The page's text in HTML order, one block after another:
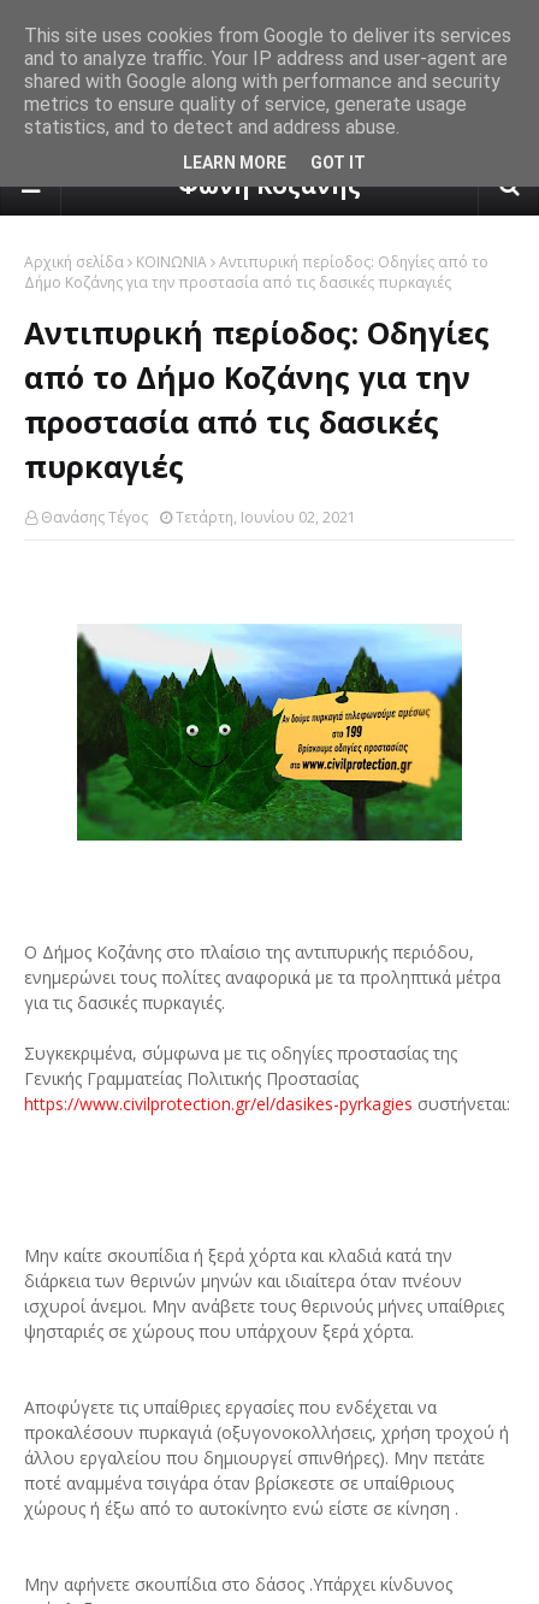
πρόγνωση καιρού από το
Φωνή Κοζάνης
Αρχική σελίδα ΚΟΙΝΩΝΙΑ Αντιπυρική περίοδος: Οδηγίες από το
Δήμο Κοζάνης για την προστασία από τις δασικές πυρκαγιές
Αντιπυρική περίοδος: Οδηγίες
από το Δήμο Κοζάνης για την
προστασία από τις δασικές
πυρκαγιές
Θανάσης Τέγος Τετάρτη, Ιουνίου 02, 2021
Ο Δήμος Κοζάνης στο πλαίσιο της αντιπυρικής περιόδου,
ενημερώνει τους πολίτες αναφορικά με τα προληπτικά μέτρα
για τις δασικές πυρκαγιές.
Συγκεκριμένα, σύμφωνα με τις οδηγίες προστασίας της
Γενικής Γραμματείας Πολιτικής Προστασίας
https://www.civilprotection.gr/el/dasikes-pyrkagies συστήνεται:
Μην καίτε σκουπίδια ή ξερά χόρτα και κλαδιά κατά την
διάρκεια των θερινών μηνών και ιδιαίτερα όταν πνέουν
ισχυροί άνεμοι. Μην ανάβετε τους θερινούς μήνες υπαίθριες
ψησταριές σε χώρους που υπάρχουν ξερά χόρτα.
Αποφύγετε τις υπαίθριες εργασίες που ενδέχεται να
προκαλέσουν πυρκαγιά (οξυγονοκολλήσεις, χρήση τροχού ή
άλλου εργαλείου που δημιουργεί σπινθήρες). Μην πετάτε
ποτέ αναμμένα τσιγάρα όταν βρίσκεστε σε υπαίθριους
χώρους ή έξω από το αυτοκίνητο ενώ είστε σε κίνηση .
Μην αφήνετε σκουπίδια στο δάσος .Υπάρχει κίνδυνος
This site uses cookies from Google to deliver its services
and to analyze traffic. Your IP address and user-agent are
shared with Google along with performance and security
metrics to ensure quality of service, generate usage
statistics, and to detect and address abuse.
LEARN MORE GOT IT